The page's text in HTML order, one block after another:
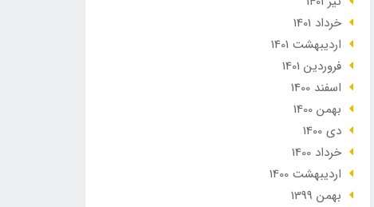
خرداد 1401
ارديبهشت 1401
فروردین 1401
اسفند 1400
بهمن 1400
دی 1400
خرداد 1400
ارديبهشت 1400
بهمن 1399